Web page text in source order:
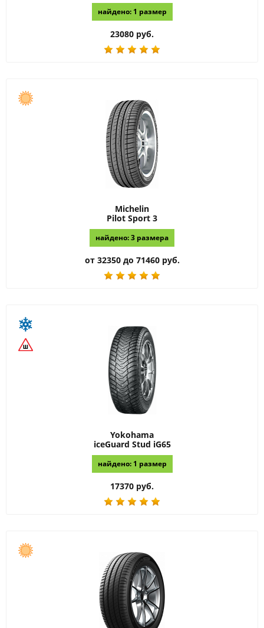
найдено: 1 размер
23080 руб.
Michelin
Pilot Sport 3
найдено: 3 размера
от 32350 до 71460 руб.
Yokohama
iceGuard Stud iG65
найдено: 1 размер
17370 руб.